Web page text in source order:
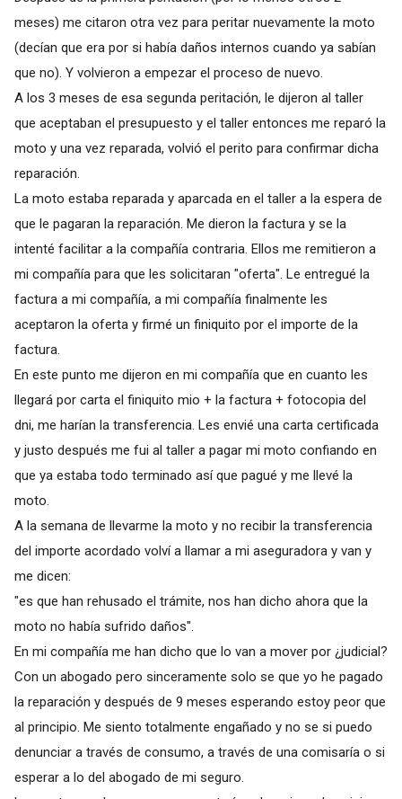
meses) me citaron otra vez para peritar nuevamente la moto
(decían que era por si había daños internos cuando ya sabían
que no). Y volvieron a empezar el proceso de nuevo.
A los 3 meses de esa segunda peritación, le dijeron al taller
que aceptaban el presupuesto y el taller entonces me reparó la
moto y una vez reparada, volvió el perito para confirmar dicha
reparación.
La moto estaba reparada y aparcada en el taller a la espera de
que le pagaran la reparación. Me dieron la factura y se la
intenté facilitar a la compañía contraria. Ellos me remitieron a
mi compañía para que les solicitaran "oferta". Le entregué la
factura a mi compañía, a mi compañía finalmente les
aceptaron la oferta y firmé un finiquito por el importe de la
factura.
En este punto me dijeron en mi compañía que en cuanto les
llegará por carta el finiquito mio + la factura + fotocopia del
dni, me harían la transferencia. Les envié una carta certificada
y justo después me fui al taller a pagar mi moto confiando en
que ya estaba todo terminado así que pagué y me llevé la
moto.
A la semana de llevarme la moto y no recibir la transferencia
del importe acordado volví a llamar a mi aseguradora y van y
me dicen:
"es que han rehusado el trámite, nos han dicho ahora que la
moto no había sufrido daños".
En mi compañía me han dicho que lo van a mover por ¿judicial?
Con un abogado pero sinceramente solo se que yo he pagado
la reparación y después de 9 meses esperando estoy peor que
al principio. Me siento totalmente engañado y no se si puedo
denunciar a través de consumo, a través de una comisaría o si
esperar a lo del abogado de mi seguro.